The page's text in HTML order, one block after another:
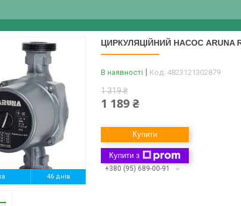
46 днів
ЦИРКУЛЯЦІЙНИЙ НАСОС ARUNA
В наявності Код: 4823121302879
1 319 ₴
1 189 ₴
Купити
Купити з
+380 (95) 689-00-91